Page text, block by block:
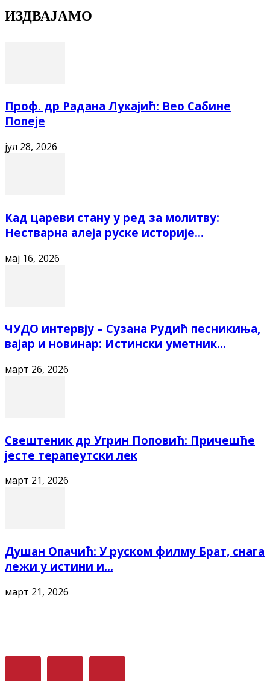
ИЗДВАЈАМО
Проф. др Радана Лукајић: Вео Сабине
Попеје
јул 28, 2026
Кад цареви стану у ред за молитву:
Нестварна алеја руске историје...
мај 16, 2026
ЧУДО интервју – Сузана Рудић песникиња,
вајар и новинар: Истински уметник...
март 26, 2026
Свештеник др Угрин Поповић: Причешће
јесте терапеутски лек
март 21, 2026
Душан Опачић: У руском филму Брат, снага
лежи у истини и...
март 21, 2026